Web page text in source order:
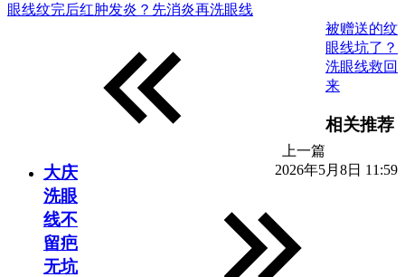
眼线纹完后红肿发炎？先消炎再洗眼线
上一篇
2026年5月8日 11:59
被赠送的纹
眼线坑了？
洗眼线救回
来
相关推荐
大庆
洗眼
线不
留疤
无坑